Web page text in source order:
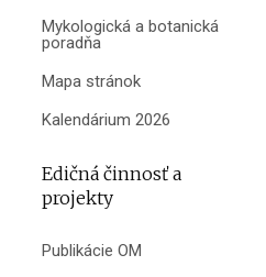
Mykologická a botanická
poradňa
Mapa stránok
Kalendárium 2026
Edičná činnosť a
projekty
Publikácie OM